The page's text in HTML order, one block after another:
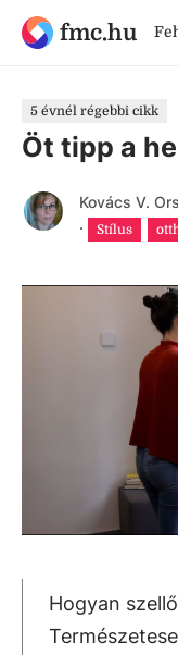
fmc.hu
5 évnél régebbi cikk
Öt tipp a
Kovács V.
·
Stílus
Hogyan